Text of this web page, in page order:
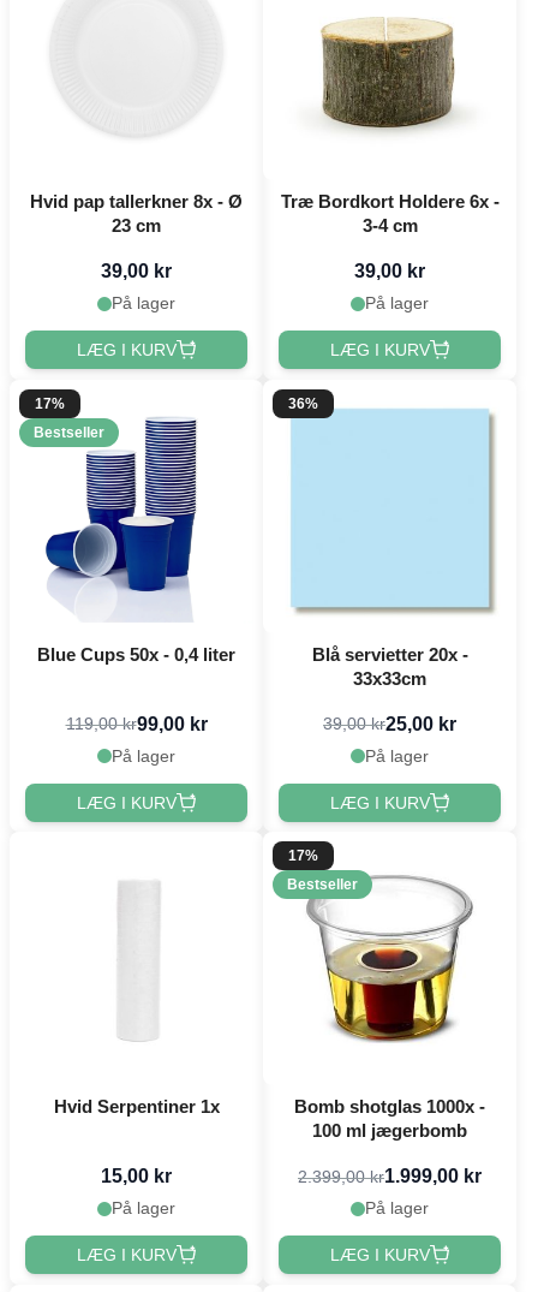
Hvid pap tallerkner 8x - Ø
23 cm
39,00 kr
På lager
LÆG I KURV
Træ Bordkort Holdere 6x -
3-4 cm
39,00 kr
På lager
LÆG I KURV
17%
Bestseller
Blue Cups 50x - 0,4 liter
119,00 kr99,00 kr
På lager
LÆG I KURV
36%
Blå servietter 20x -
33x33cm
39,00 kr25,00 kr
På lager
LÆG I KURV
Hvid Serpentiner 1x
15,00 kr
På lager
LÆG I KURV
17%
Bestseller
Bomb shotglas 1000x -
100 ml jægerbomb
2.399,00 kr1.999,00 kr
På lager
LÆG I KURV